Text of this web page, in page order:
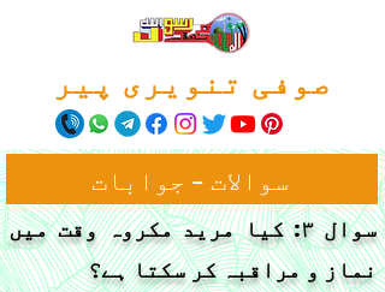
صوفی تنویری پیر
سوالات - جوابات
سوال ٣: کیا مرید مکروہ وقت میں
نماز و مراقبہ کر سکتا ہے؟